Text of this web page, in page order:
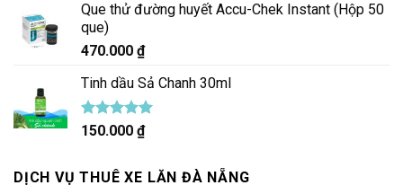
Que thử đường huyết Accu-Chek Instant (Hộp 50
que)
470.000 ₫
Tinh dầu Sả Chanh 30ml
Được xếp
5.00
150.000 ₫
DỊCH VỤ THUÊ XE LĂN ĐÀ NẴNG